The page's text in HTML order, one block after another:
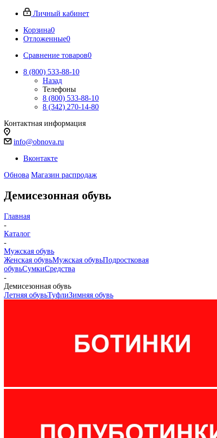
Личный кабинет
Корзина0
Отложенные0
Сравнение товаров0
8 (800) 533-88-10
Назад
Телефоны
8 (800) 533-88-10
8 (342) 270-14-80
Контактная информация
info@obnova.ru
Вконтакте
Обнова Магазин распродаж
Демисезонная обувь
Главная
-
Каталог
-
Мужская обувь
Женская обувьМужская обувьПодростковая
обувьСумкиСредства
-
Демисезонная обувь
Летняя обувьТуфлиЗимняя обувь